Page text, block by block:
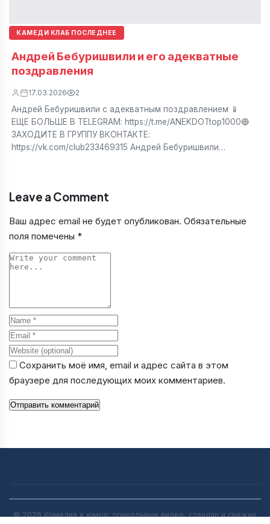
КАМЕДИ КЛАБ ПОСЛЕДНЕЕ
Андрей Бебуришвили и его адекватные
поздравления
17.03.2026 2
Андрей Бебуришвили с адекватным поздравлением 📱
ЕЩЕ БОЛЬШЕ В TELEGRAM: https://t.me/ANEKDOTtop1000🔵
ЗАХОДИТЕ В ГРУППУ ВКОНТАКТЕ:
https://vk.com/club233469315 Андрей Бебуришвили…
Leave a Comment
Ваш адрес email не будет опубликован. Обязательные
поля помечены *
Comment
Name
Email
Website
Сохранить моё имя, email и адрес сайта в этом
браузере для последующих моих комментариев.
Отправить комментарий
© 2026 Комедия и юмор: прикольные видео, стендап и свежие